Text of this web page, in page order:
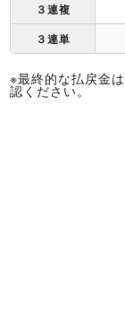
３連複
３連単
※最終的な払戻金は
認ください。